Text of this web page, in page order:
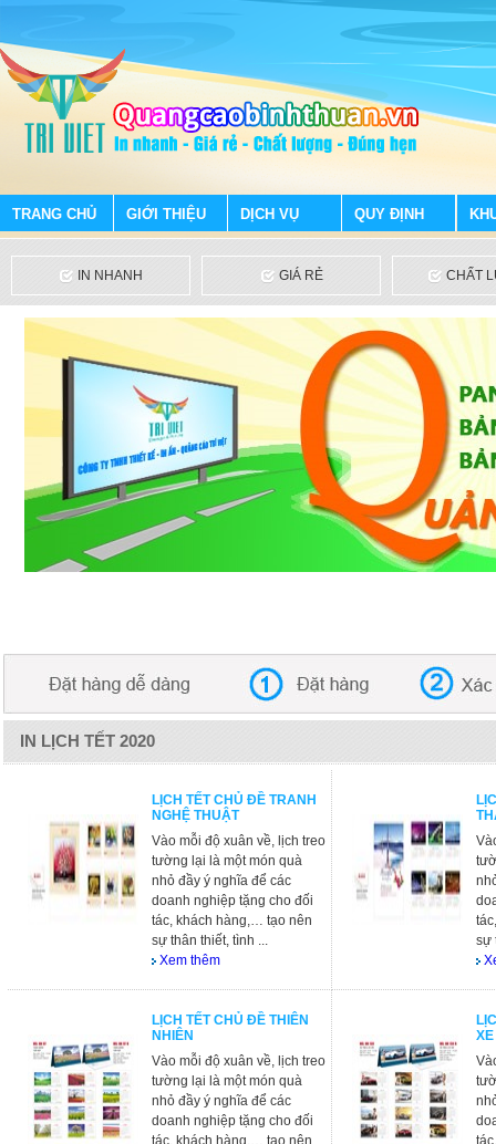
TRANG CHỦ GIỚI THIỆU DỊCH VỤ QUY ĐỊNH
IN NHANH GIÁ RẺ CHẤT
IN LỊCH TẾT 2020
LỊCH TẾT CHỦ ĐỀ TRANH
NGHỆ THUẬT
Vào mỗi độ xuân về, lịch treo
tường lại là một món quà
nhỏ đầy ý nghĩa để các
doanh nghiệp tặng cho đối
tác, khách hàng,… tạo nên
sự thân thiết, tình ...
Xem thêm
sự
LỊCH TẾT CHỦ ĐỀ THIÊN
NHIÊN
Vào mỗi độ xuân về, lịch treo
tường lại là một món quà
nhỏ đầy ý nghĩa để các
doanh nghiệp tặng cho đối
tác, khách hàng,… tạo nên